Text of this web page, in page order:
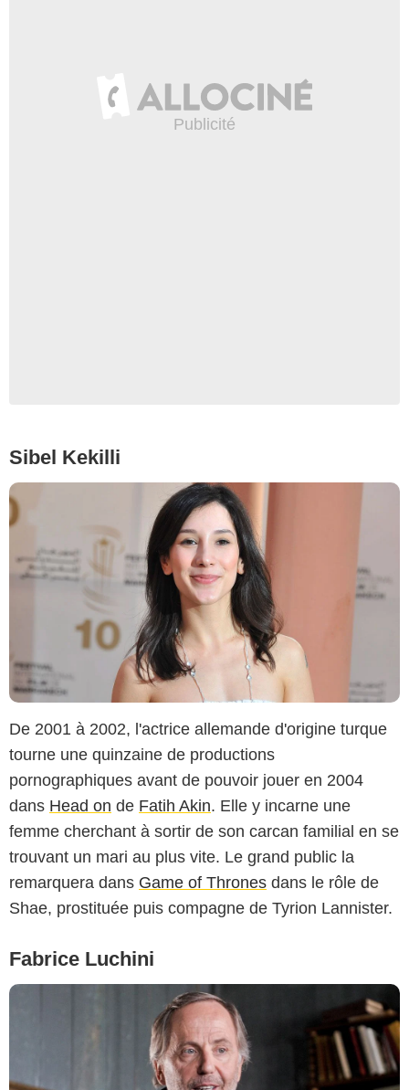
Sibel Kekilli
De 2001 à 2002, l'actrice allemande d'origine turque
tourne une quinzaine de productions
pornographiques avant de pouvoir jouer en 2004
dans Head on de Fatih Akin. Elle y incarne une
femme cherchant à sortir de son carcan familial en se
trouvant un mari au plus vite. Le grand public la
remarquera dans Game of Thrones dans le rôle de
Shae, prostituée puis compagne de Tyrion Lannister.
Fabrice Luchini